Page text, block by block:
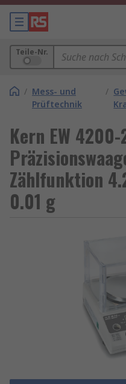
Teile-Nr.
/ Mess- und
Prüftechnik
/
Kern EW 4200-
Zählfunktion
0.01 g